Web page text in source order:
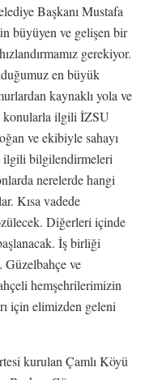
Başkanı Mustafa
büyüyen ve gelişen bir
gerekiyor.
en büyük
kaynaklı yola ve
konularla ilgili İZSU
ve ekibiyle sahayı
ilgili bilgilendirmeleri
nerelerde hangi
Kısa vadede
Diğerleri içinde
İş birliği
Güzelbahçe ve
hemşehrilerimizin
için elimizden geleni
kurulan Çamlı Köyü